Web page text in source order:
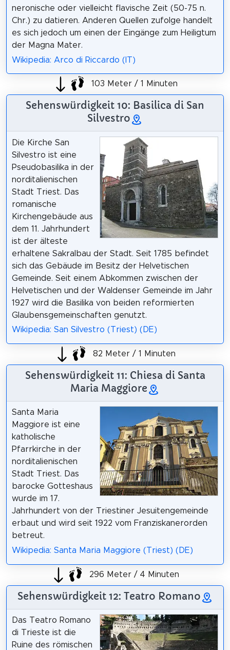
neronische oder vielleicht flavische Zeit (50-75 n.
Chr.) zu datieren. Anderen Quellen zufolge handelt
es sich jedoch um einen der Eingänge zum Heiligtum
der Magna Mater.
Wikipedia: Arco di Riccardo (IT)
103 Meter / 1 Minuten
Sehenswürdigkeit 10: Basilica di San
Silvestro
Die Kirche San
Silvestro ist eine
Pseudobasilika in der
norditalienischen
Stadt Triest. Das
romanische
Kirchengebäude aus
dem 11. Jahrhundert
ist der älteste
erhaltene Sakralbau der Stadt. Seit 1785 befindet
sich das Gebäude im Besitz der Helvetischen
Gemeinde. Seit einem Abkommen zwischen der
Helvetischen und der Waldenser Gemeinde im Jahr
1927 wird die Basilika von beiden reformierten
Glaubensgemeinschaften genutzt.
Wikipedia: San Silvestro (Triest) (DE)
82 Meter / 1 Minuten
Sehenswürdigkeit 11: Chiesa di Santa
Maria Maggiore
Santa Maria
Maggiore ist eine
katholische
Pfarrkirche in der
norditalienischen
Stadt Triest. Das
barocke Gotteshaus
wurde im 17.
Jahrhundert von der Triestiner Jesuitengemeinde
erbaut und wird seit 1922 vom Franziskanerorden
betreut.
Wikipedia: Santa Maria Maggiore (Triest) (DE)
296 Meter / 4 Minuten
Sehenswürdigkeit 12: Teatro Romano
Das Teatro Romano
di Trieste ist die
Ruine des römischen